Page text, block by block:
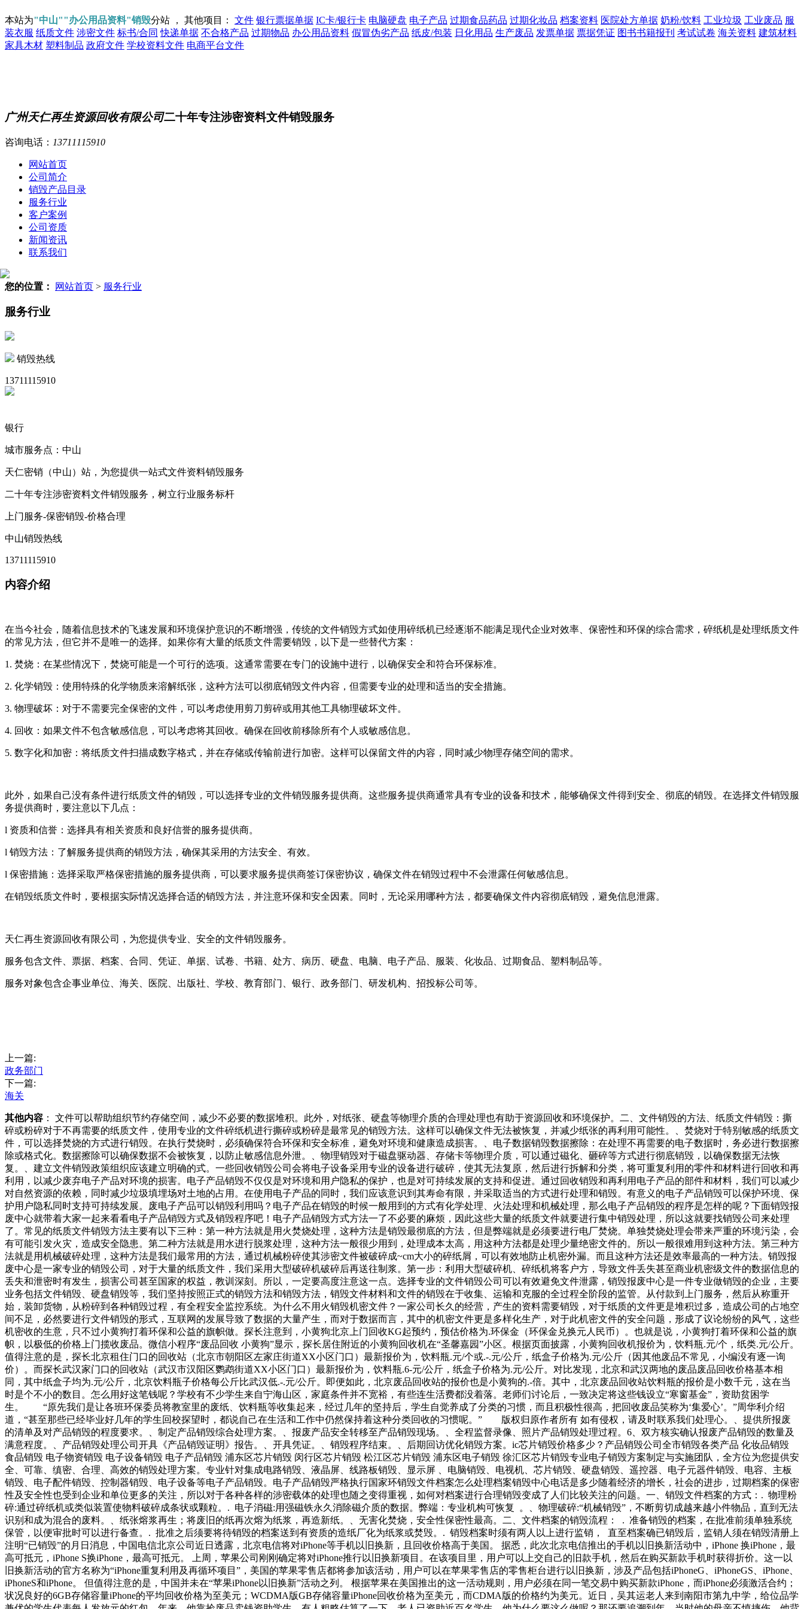
本站为"中山""办公用品资料"销毁分站 ， 其他项目： 文件 银行票据单据 IC卡/银行卡 电脑硬盘 电子产品 过期食品药品 过期化妆品 档案资料 医院处方单据 奶粉/饮料 工业垃圾 工业废品 服
装衣服 纸质文件 涉密文件 标书/合同 快递单据 不合格产品 过期物品 办公用品资料 假冒伪劣产品 纸皮/包装 日化用品 生产废品 发票单据 票据凭证 图书书籍报刊 考试试卷 海关资料 建筑材料
家具木材 塑料制品 政府文件 学校资料文件 电商平台文件
广州天仁再生资源回收有限公司二十年专注涉密资料文件销毁服务
咨询电话： 13711115910
网站首页
公司简介
销毁产品目录
服务行业
客户案例
公司资质
新闻资讯
联系我们
您的位置： 网站首页 > 服务行业
服务行业
销毁热线
13711115910
银行
城市服务点：中山
天仁密销（中山）站，为您提供一站式文件资料销毁服务
二十年专注涉密资料文件销毁服务，树立行业服务标杆
上门服务-保密销毁-价格合理
中山销毁热线
13711115910
内容介绍
在当今社会，随着信息技术的飞速发展和环境保护意识的不断增强，传统的文件销毁方式如使用碎纸机已经逐渐不能满足现代企业对效率、保密性和环保的综合需求，碎纸机是处理纸质文件
的常见方法，但它并不是唯一的选择。如果你有大量的纸质文件需要销毁，以下是一些替代方案：
1. 焚烧：在某些情况下，焚烧可能是一个可行的选项。这通常需要在专门的设施中进行，以确保安全和符合环保标准。
2. 化学销毁：使用特殊的化学物质来溶解纸张，这种方法可以彻底销毁文件内容，但需要专业的处理和适当的安全措施。
3. 物理破坏：对于不需要完全保密的文件，可以考虑使用剪刀剪碎或用其他工具物理破坏文件。
4. 回收：如果文件不包含敏感信息，可以考虑将其回收。确保在回收前移除所有个人或敏感信息。
5. 数字化和加密：将纸质文件扫描成数字格式，并在存储或传输前进行加密。这样可以保留文件的内容，同时减少物理存储空间的需求。
此外，如果自己没有条件进行纸质文件的销毁，可以选择专业的文件销毁服务提供商。这些服务提供商通常具有专业的设备和技术，能够确保文件得到安全、彻底的销毁。在选择文件销毁服
务提供商时，要注意以下几点：
l 资质和信誉：选择具有相关资质和良好信誉的服务提供商。
l 销毁方法：了解服务提供商的销毁方法，确保其采用的方法安全、有效。
l 保密措施：选择采取严格保密措施的服务提供商，可以要求服务提供商签订保密协议，确保文件在销毁过程中不会泄露任何敏感信息。
在销毁纸质文件时，要根据实际情况选择合适的销毁方法，并注意环保和安全因素。同时，无论采用哪种方法，都要确保文件内容彻底销毁，避免信息泄露。
天仁再生资源回收有限公司，为您提供专业、安全的文件销毁服务。
服务包含文件、票据、档案、合同、凭证、单据、试卷、书籍、处方、病历、硬盘、电脑、电子产品、服装、化妆品、过期食品、塑料制品等。
服务对象包含企事业单位、海关、医院、出版社、学校、教育部门、银行、政务部门、研发机构、招投标公司等。
上一篇:
政务部门
下一篇:
海关
其他内容 ： 文件可以帮助组织节约存储空间，减少不必要的数据堆积。此外，对纸张、硬盘等物理介质的合理处理也有助于资源回收和环境保护。二、文件销毁的方法、纸质文件销毁：撕
碎或粉碎对于不再需要的纸质文件，使用专业的文件碎纸机进行撕碎或粉碎是最常见的销毁方法。这样可以确保文件无法被恢复，并减少纸张的再利用可能性。、焚烧对于特别敏感的纸质文
件，可以选择焚烧的方式进行销毁。在执行焚烧时，必须确保符合环保和安全标准，避免对环境和健康造成损害。、电子数据销毁数据擦除：在处理不再需要的电子数据时，务必进行数据擦
除或格式化。数据擦除可以确保数据不会被恢复，以防止敏感信息外泄。、物理销毁对于磁盘驱动器、存储卡等物理介质，可以通过磁化、砸碎等方式进行彻底销毁，以确保数据无法恢
复。、建立文件销毁政策组织应该建立明确的式。一些回收销毁公司会将电子设备采用专业的设备进行破碎，使其无法复原，然后进行拆解和分类，将可重复利用的零件和材料进行回收和再
利用，以减少废弃电子产品对环境的损害。电子产品销毁不仅仅是对环境和用户隐私的保护，也是对可持续发展的支持和促进。通过回收销毁和再利用电子产品的部件和材料，我们可以减少
对自然资源的依赖，同时减少垃圾填埋场对土地的占用。在使用电子产品的同时，我们应该意识到其寿命有限，并采取适当的方式进行处理和销毁。有意义的电子产品销毁可以保护环境、保
护用户隐私同时支持可持续发展。废电子产品可以销毁利用吗？电子产品在销毁的时候一般用到的方式有化学处理、火法处理和机械处理，那么电子产品销毁的程序是怎样的呢？下面销毁报
废中心就带着大家一起来看看电子产品销毁方式及销毁程序吧！电子产品销毁方式方法一了不必要的麻烦，因此这些大量的纸质文件就要进行集中销毁处理，所以这就要找销毁公司来处理
了。常见的纸质文件销毁方法主要有以下三种：第一种方法就是用火焚烧处理，这种方法是销毁最彻底的方法，但是弊端就是必须要进行电厂焚烧。单独焚烧处理会带来严重的环境污染，会
有可能引发火灾，造成安全隐患。第二种方法就是用水进行脱浆处理，这种方法一般很少用到，处理成本太高，用这种方法都是处理少量绝密文件的。所以一般很难用到这种方法。第三种方
法就是用机械破碎处理，这种方法是我们最常用的方法，通过机械粉碎使其涉密文件被破碎成~cm大小的碎纸屑，可以有效地防止机密外漏。而且这种方法还是效率最高的一种方法。销毁报
废中心是一家专业的销毁公司，对于大量的纸质文件，我们采用大型破碎机破碎后再送往制浆。第一步：利用大型破碎机、碎纸机将客户方，导致文件丢失甚至商业机密级文件的数据信息的
丢失和泄密时有发生，损害公司甚至国家的权益，教训深刻。所以，一定要高度注意这一点。选择专业的文件销毁公司可以有效避免文件泄露，销毁报废中心是一件专业做销毁的企业，主要
业务包括文件销毁、硬盘销毁等，我们坚持按照正式的销毁方法和销毁方法，销毁文件材料和文件的销毁在于收集、运输和克服的全过程全阶段的监管。从付款到上门服务，然后从称重开
始，装卸货物，从粉碎到各种销毁过程，有全程安全监控系统。为什么不用火销毁机密文件？一家公司长久的经营，产生的资料需要销毁，对于纸质的文件更是堆积过多，造成公司的占地空
间不足，必然要进行文件销毁的形式，互联网的发展导致了数据的大量产生，而对于数据而言，其中的机密文件更是多样化生产，对于此机密文件的安全问题，形成了议论纷纷的风气，这些
机密收的生意，只不过小黄狗打着环保和公益的旗帜做。探长注意到，小黄狗北京上门回收KG起预约，预估价格为.环保金（环保金兑换元人民币）。也就是说，小黄狗打着环保和公益的旗
帜，以极低的价格上门揽收废品。微信小程序“废品回收 小黄狗”显示，探长居住附近的小黄狗回收机在“圣馨嘉园”小区。根据页面披露，小黄狗回收机报价为，饮料瓶.元/个，纸类.元/公斤。
值得注意的是，探长北京租住门口的回收站（北京市朝阳区左家庄街道XX小区门口）最新报价为，饮料瓶.元/个或.-.元/公斤，纸盒子价格为.元/公斤（因其他废品不常见，小编没有逐一询
价）。而探长武汉家门口的回收站（武汉市汉阳区鹦鹉街道XX小区门口）最新报价为，饮料瓶.6-元/公斤，纸盒子价格为.元/公斤。对比发现，北京和武汉两地的废品废品回收价格基本相
同，其中纸盒子均为.元/公斤，北京饮料瓶子价格每公斤比武汉低.-.元/公斤。即便如此，北京废品回收站的报价也是小黄狗的.-倍。其中，北京废品回收站饮料瓶的报价是小数千元，这在当
时是个不小的数目。怎么用好这笔钱呢？学校有不少学生来自宁海山区，家庭条件并不宽裕，有些连生活费都没着落。老师们讨论后，一致决定将这些钱设立“寒窗基金”，资助贫困学
生。 “原先我们是让各班环保委员将教室里的废纸、饮料瓶等收集起来，经过几年的坚持后，学生自觉养成了分类的习惯，而且积极性很高，把回收废品笑称为‘集爱心’。”周华利介绍
道，“甚至那些已经毕业好几年的学生回校探望时，都说自己在生活和工作中仍然保持着这种分类回收的习惯呢。” 版权归原作者所有 如有侵权，请及时联系我们处理心。、提供所报废
的清单及对产品销毁的程度要求。、制定产品销毁综合处理方案。、报废产品安全转移至产品销毁现场。、全程监督录像、照片产品销毁处理过程。6、双方核实确认报废产品销毁的数量及
满意程度。、产品销毁处理公司开具《产品销毁证明》报告。、开具凭证。、销毁程序结束。、后期回访优化销毁方案。ic芯片销毁价格多少？产品销毁公司全市销毁各类产品 化妆品销毁
食品销毁 电子物资销毁 电子设备销毁 电子产品销毁 浦东区芯片销毁 闵行区芯片销毁 松江区芯片销毁 浦东区电子销毁 徐汇区芯片销毁专业电子销毁方案制定与实施团队，全方位为您提供安
全、可靠、缜密、合理、高效的销毁处理方案。专业针对集成电路销毁、液晶屏、线路板销毁、显示屏 、电脑销毁、电视机、芯片销毁、硬盘销毁、遥控器、电子元器件销毁、电容、主板
销毁、电子配件销毁、控制器销毁、电子设备等电子产品销毁。电子产品销毁严格执行国家环销毁文件档案怎么处理档案销毁中心电话是多少随着经济的增长，社会的进步，过期档案的保密
性及安全性也受到企业和单位更多的关注，所以对于各种各样的涉密载体的处理也随之变得重视，如何对档案进行合理销毁变成了人们比较关注的问题。一、销毁文件档案的方式：. 物理粉
碎:通过碎纸机或类似装置使物料破碎成条状或颗粒。. 电子消磁:用强磁铁永久消除磁介质的数据。弊端：专业机构可恢复 。、物理破碎:“机械销毁”，不断剪切成越来越小件物品，直到无法
识别和成为混合的废料。、纸张熔浆再生；将废旧的纸再次熔为纸浆，再造新纸。、无害化焚烧，安全性保密性最高。二、文件档案的销毁流程： . 准备销毁的档案，在批准前须单独系统
保管，以便审批时可以进行备查。. 批准之后须要将待销毁的档案送到有资质的造纸厂化为纸浆或焚毁。. 销毁档案时须有两人以上进行监销， 直至档案确已销毁后，监销人须在销毁清册上
注明“已销毁”的月日消息，中国电信北京公司近日透露，北京电信将对iPhone等手机以旧换新，且回收价格高于美国。 据悉，此次北京电信推出的手机以旧换新活动中，iPhone 换iPhone，最
高可抵元，iPhone S换iPhone，最高可抵元。 上周，苹果公司刚刚确定将对iPhone推行以旧换新项目。在该项目里，用户可以上交自己的旧款手机，然后在购买新款手机时获得折价。这一以
旧换新活动的官方名称为“iPhone重复利用及再循环项目”，美国的苹果零售店都将参加该活动，用户可以在苹果零售店的零售柜台进行以旧换新，涉及产品包括iPhoneG、iPhoneGS、iPhone、
iPhoneS和iPhone。 但值得注意的是，中国并未在“苹果iPhone以旧换新”活动之列。 根据苹果在美国推出的这一活动规则，用户必须在同一笔交易中购买新款iPhone，而iPhone必须激活合约；
状况良好的6GB存储容量iPhone的平均回收价格为至美元；WCDMA版GB存储容量iPhone回收价格为至美元，而CDMA版的价格约为美元。近日，吴其运老人来到南阳市第九中学，给位品学